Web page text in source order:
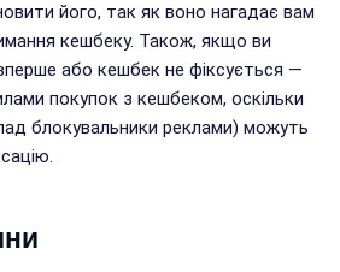
його, так як воно нагадає вам
кешбеку. Також, якщо ви
або кешбек не фіксується —
покупок з кешбеком, оскільки
блокувальники реклами) можуть